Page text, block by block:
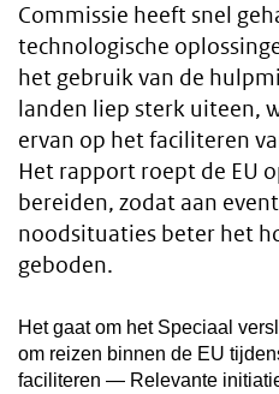
Commissie heeft snel
technologische
het gebruik van de
landen liep sterk uiteen,
ervan op het faciliteren
Het rapport roept de EU
bereiden, zodat aan
noodsituaties beter het
geboden.
Het gaat om het Speciaal
om reizen binnen de EU
faciliteren — Relevante